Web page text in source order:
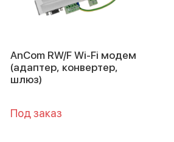
AnCom RW/F Wi-Fi модем
(адаптер, конвертер,
шлюз)
Под заказ